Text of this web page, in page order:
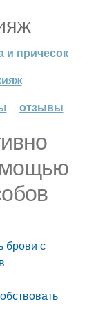
и причесок
отзывы
брови с